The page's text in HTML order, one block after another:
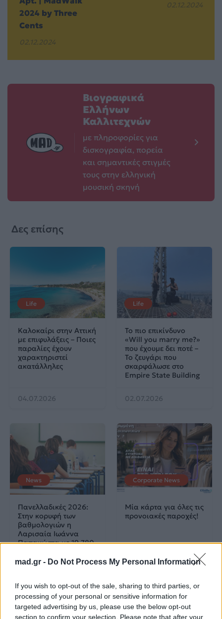
mad.gr - Do Not Process My Personal Information
If you wish to opt-out of the sale, sharing to third parties, or
processing of your personal or sensitive information for
targeted advertising by us, please use the below opt-out
section to confirm your selection. Please note that after your
2024 by Three
Cents
02.12.2024
02.12.2024
Βιογραφικά
Ελλήνων
Καλλιτεχνών
με πληροφορίες για
δισκογραφία, πορεία
και σημαντικές στιγμές
τους στην ελληνική
μουσική σκηνή
Δες επίσης
Life
Καλοκαίρι στην Αττική
με επιφυλάξεις – Ποιες
παραλίες έχουν
χαρακτηριστεί
ακατάλληλες
04.07.2026
Life
Το πιο επικίνδυνο
«Will you marry me?»
που έχουμε δει ποτέ –
Το ζευγάρι που
σκαρφάλωσε στο
Empire State Building
02.07.2026
News
Πανελλαδικές 2026:
Στην κορυφή των
βαθμολογιών η
Λαρισαία Ιωάννα
Παπακώστα με 19.780
Corporate News
Μία κάρτα για όλες τις
προνοιακές παροχές!